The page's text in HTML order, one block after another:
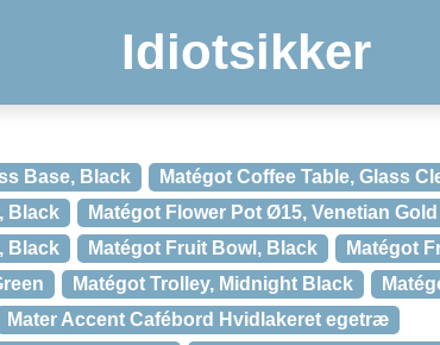
Idiotsikker
Base, Black
Matégot Coffee Table, Glass
Black
Matégot Flower Pot Ø15, Venetian Gold
Black
Matégot Fruit Bowl, Black
Matégot
Matégot Trolley, Midnight Black
Mater Accent Cafébord Hvidlakeret egetræ